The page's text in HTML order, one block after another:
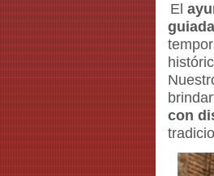
El
con